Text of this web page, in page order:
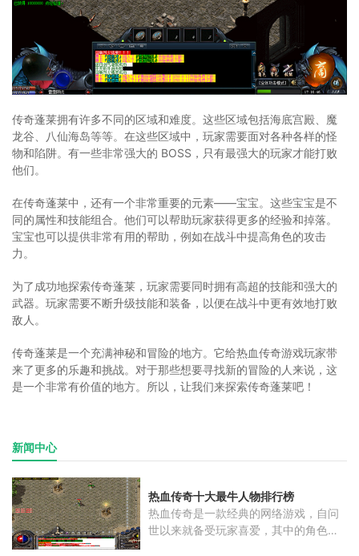
传奇蓬莱拥有许多不同的区域和难度。这些区域包括海底宫殿、魔
龙谷、八仙海岛等等。在这些区域中，玩家需要面对各种各样的怪
物和陷阱。有一些非常强大的 BOSS，只有最强大的玩家才能打败
他们。
在传奇蓬莱中，还有一个非常重要的元素——宝宝。这些宝宝是不
同的属性和技能组合。他们可以帮助玩家获得更多的经验和掉落。
宝宝也可以提供非常有用的帮助，例如在战斗中提高角色的攻击
力。
为了成功地探索传奇蓬莱，玩家需要同时拥有高超的技能和强大的
武器。玩家需要不断升级技能和装备，以便在战斗中更有效地打败
敌人。
传奇蓬莱是一个充满神秘和冒险的地方。它给热血传奇游戏玩家带
来了更多的乐趣和挑战。对于那些想要寻找新的冒险的人来说，这
是一个非常有价值的地方。所以，让我们来探索传奇蓬莱吧！
新闻中心
热血传奇十大最牛人物排行榜
热血传奇是一款经典的网络游戏，自问
世以来就备受玩家喜爱，其中的角色更